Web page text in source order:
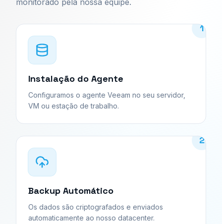
1
Instalação do Agente
Configuramos o agente Veeam no seu servidor,
VM ou estação de trabalho.
2
Backup Automático
Os dados são criptografados e enviados
automaticamente ao nosso datacenter.